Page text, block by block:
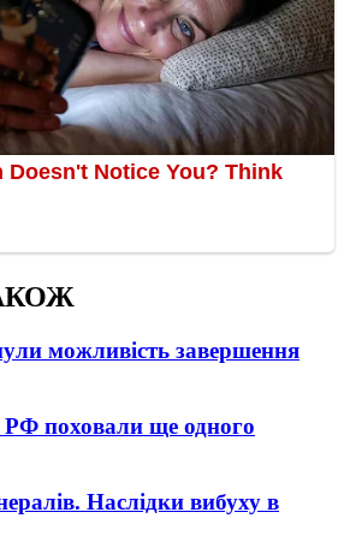
можливість завершення
РФ поховали ще одного
Наслідки вибуху в